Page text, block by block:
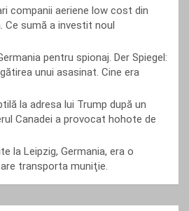
companii aeriene low cost din
Ce sumă a investit noul
pentru spionaj. Der Spiegel:
unui asasinat. Cine era
la adresa lui Trump după un
Canadei a provocat hohote de
la Leipzig, Germania, era o
transporta muniţie.